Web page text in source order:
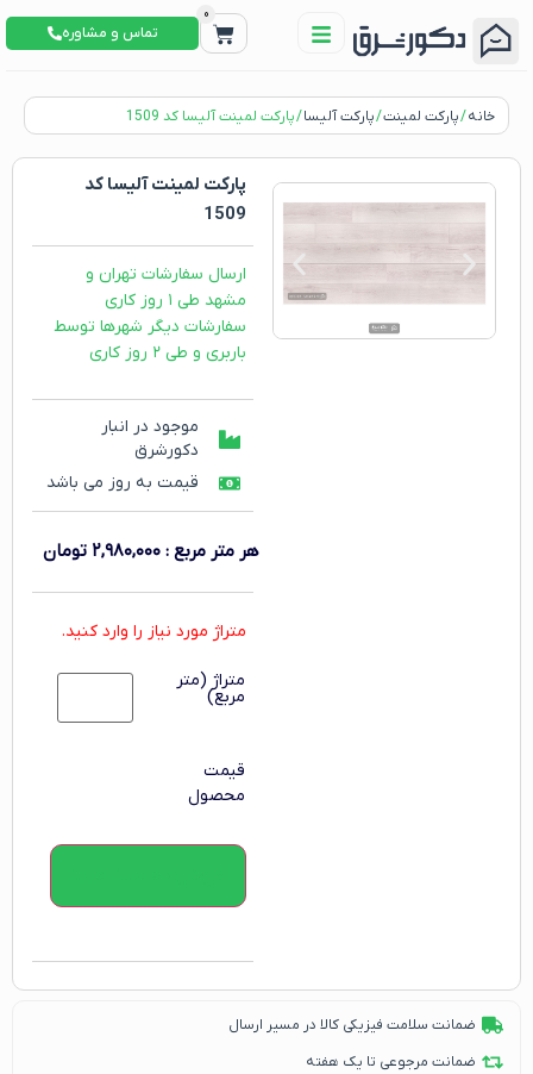
0
تماس و مشاوره
خانه/پارکت لمینت/پارکت آلیسا/ پارکت لمینت آلیسا کد 1509
پارکت لمینت آلیسا کد
1509
ارسال سفارشات تهران و
مشهد طی ۱ روز کاری
سفارشات دیگر شهرها توسط
باربری و طی ۲ روز کاری
موجود در انبار
دکورشرق
قیمت به روز می باشد
هر متر مربع :۲,۹۸۰,۰۰۰ تومان
متراژ مورد نیاز را وارد کنید.
متراژ (متر
مربع)
قیمت
محصول
ضمانت سلامت فیزیکی کالا در مسیر ارسال
ضمانت مرجوعی تا یک هفته